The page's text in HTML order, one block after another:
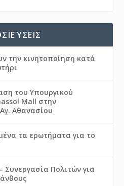
την κινητοποίηση κατά
του Υπουργικού
Mall στην
Αθανασίου
τα ερωτήματα για το
Συνεργασία Πολιτών για